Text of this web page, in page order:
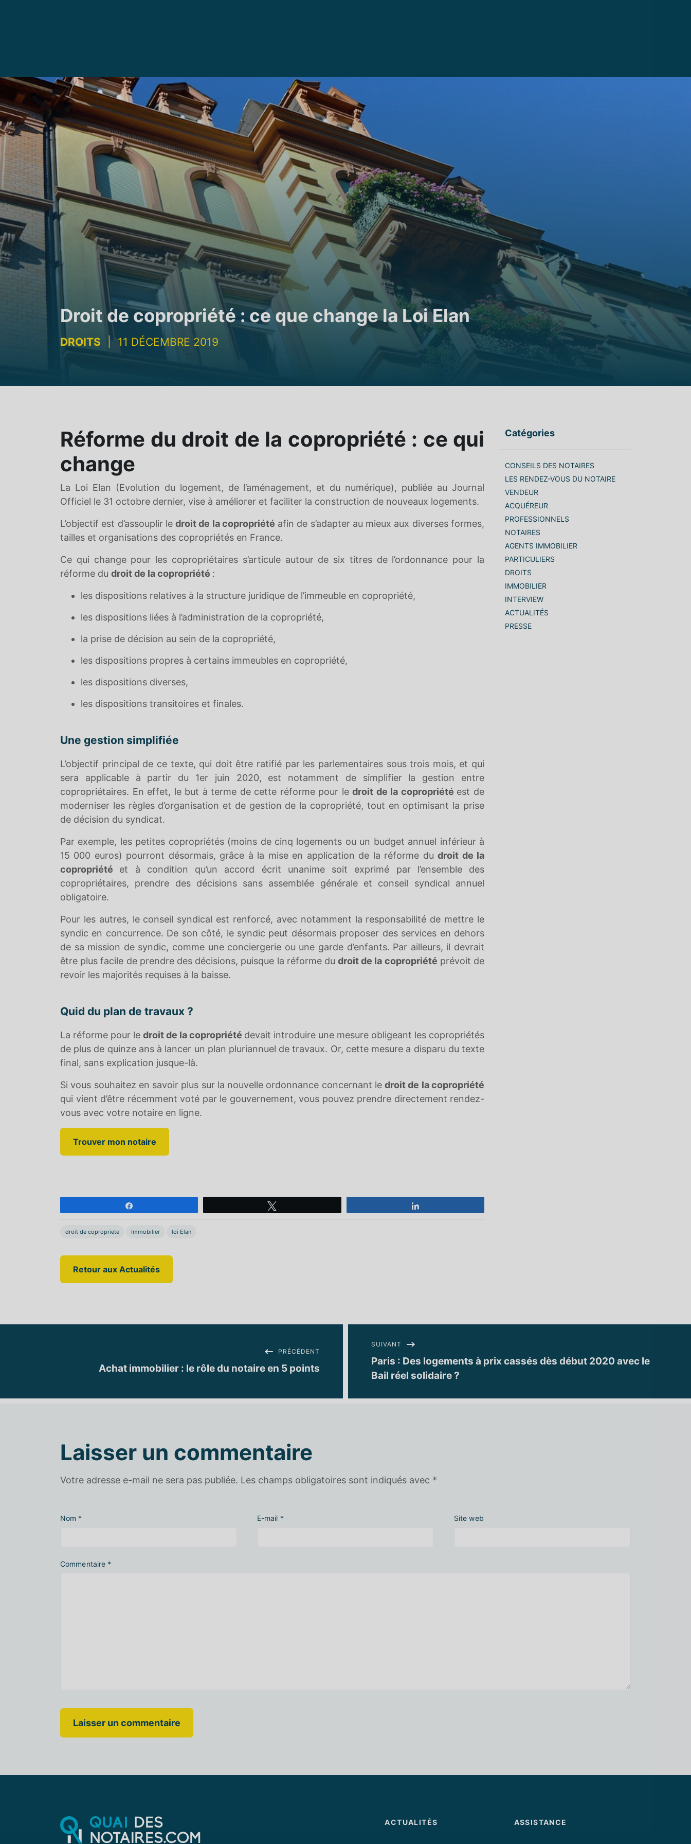
Droit de copropriété : ce que change la Loi Elan
DROITS 11 DÉCEMBRE 2019
Réforme du droit de la copropriété : ce qui
change
La Loi Elan (Evolution du logement, de l’aménagement, et du numérique), publiée au Journal
Officiel le 31 octobre dernier, vise à améliorer et faciliter la construction de nouveaux logements.
L’objectif est d’assouplir ledroit de la copropriété afin de s’adapter au mieux aux diverses formes,
tailles et organisations des copropriétés en France.
Ce qui change pour les copropriétaires s’articule autour de six titres de l’ordonnance pour la
réforme du droit de la copropriété :
les dispositions relatives à la structure juridique de l’immeuble en copropriété,
les dispositions liées à l’administration de la copropriété,
la prise de décision au sein de la copropriété,
les dispositions propres à certains immeubles en copropriété,
les dispositions diverses,
les dispositions transitoires et finales.
Une gestion simplifiée
L’objectif principal de ce texte, qui doit être ratifié par les parlementaires sous trois mois, et qui
sera applicable à partir du 1er juin 2020, est notamment de simplifier la gestion entre
copropriétaires. En effet, le but à terme de cette réforme pour ledroit de la copropriété est de
moderniser les règles d’organisation et de gestion de la copropriété, tout en optimisant la prise
de décision du syndicat.
Par exemple, les petites copropriétés (moins de cinq logements ou un budget annuel inférieur à
15 000 euros) pourront désormais, grâce à la mise en application de la réforme dudroit de la
copropriété et à condition qu’un accord écrit unanime soit exprimé par l’ensemble des
copropriétaires, prendre des décisions sans assemblée générale et conseil syndical annuel
obligatoire.
Pour les autres, le conseil syndical est renforcé, avec notamment la responsabilité de mettre le
syndic en concurrence. De son côté, le syndic peut désormais proposer des services en dehors
de sa mission de syndic, comme une conciergerie ou une garde d’enfants. Par ailleurs, il devrait
être plus facile de prendre des décisions, puisque la réforme dudroit de la copropriété prévoit de
revoir les majorités requises à la baisse.
Quid du plan de travaux ?
La réforme pour le droit de la copropriété devait introduire une mesure obligeant les copropriétés
de plus de quinze ans à lancer un plan pluriannuel de travaux. Or, cette mesure a disparu du texte
final, sans explication jusque-là.
Si vous souhaitez en savoir plus sur la nouvelle ordonnance concernant ledroit de la copropriété
qui vient d’être récemment voté par le gouvernement, vous pouvez prendre directement rendez-
vous avec votre notaire en ligne.
Trouver mon notaire
droit de copropriete Immobilier loi Elan
Retour aux Actualités
Catégories
CONSEILS DES NOTAIRES
LES RENDEZ-VOUS DU NOTAIRE
VENDEUR
ACQUÉREUR
PROFESSIONNELS
NOTAIRES
AGENTS IMMOBILIER
PARTICULIERS
DROITS
IMMOBILIER
INTERVIEW
ACTUALITÉS
PRESSE
PRÉCÉDENT
Achat immobilier : le rôle du notaire en 5 points
SUIVANT
Paris : Des logements à prix cassés dès début 2020 avec le
Bail réel solidaire ?
Laisser un commentaire
Votre adresse e-mail ne sera pas publiée. Les champs obligatoires sont indiqués avec *
Commentaire *
Nom * E-mail * Site web
ACTUALITÉS ASSISTANCE